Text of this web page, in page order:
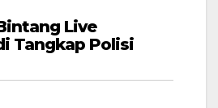
Live
Tangkap Polisi